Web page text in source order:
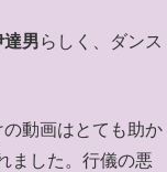
男らしく、ダンス
動画はとても助か
ました。行儀の悪